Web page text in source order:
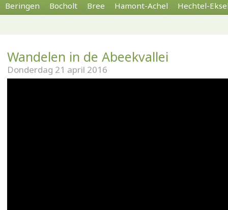
Beringen Bocholt Bree Hamont-Achel Hechtel-
Wandelen in de Abeekvallei
Donderdag 21 april 2016